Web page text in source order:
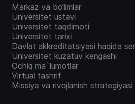
Markaz va bo‘limlar
Universitet ustavi
Universitet taqdimoti
Universitet tarixi
Davlat akkreditatsiyasi haqida
Universitet kuzatuv kengashi
Ochiq ma`lumotlar
Virtual tashrif
Missiya va rivojlanish strategiyasi